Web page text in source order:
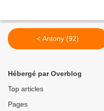
< Antony (92)
Hébergé par Overblog
Top articles
Pages